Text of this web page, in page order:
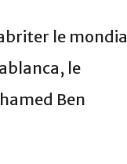
le
le
Ben